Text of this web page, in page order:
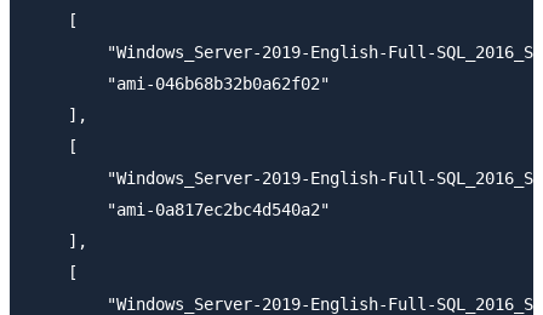
    [
"Windows_Server-2019-English-Full-
        "ami-046b68b32b0a62f02"
    ],
    [
"Windows_Server-2019-English-Full-
        "ami-0a817ec2bc4d540a2"
    ],
    [
"Windows_Server-2019-English-Full-